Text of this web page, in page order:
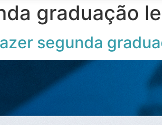
graduação
segunda